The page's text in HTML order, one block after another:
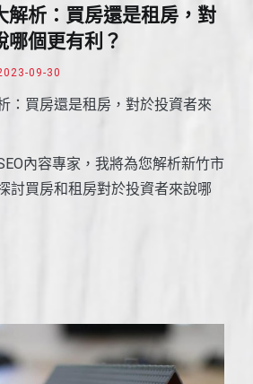
解析：買房還是租房，對
個更有利？
09-30
：買房還是租房，對於投資者來
內容專家，我將為您解析新竹市
討買房和租房對於投資者來說哪